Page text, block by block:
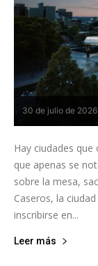
30 de julio de 2026
Hay ciudades
que apenas se
sobre la mesa,
Caseros, la
inscribirse en...
Leer más